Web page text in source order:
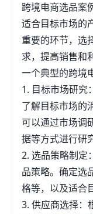
跨境电商选品案
适合目标市场的
重要的环节，选
求，提高销售和
一个典型的跨境
1. 目标市场研究
了解目标市场的
可以通过市场调
据等方式进行研
2. 选品策略制定
品策略。确定选
格等，以及适合
3. 供应商选择：